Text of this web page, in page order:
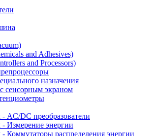
and Adhesives)
and Processors)
назначения
сенсорным экраном
AC/DC преобразователи
Измерение энергии
Коммутаторы распределения энергии